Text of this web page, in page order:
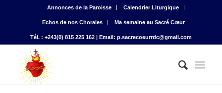
Annonces de la Paroisse Calendrier Liturgique
Echos de nos Chorales Ma semaine au Sacré Cœur
Tél. : +243(0) 815 225 162 | Email: p.sacrecoeurrdc@gmail.com